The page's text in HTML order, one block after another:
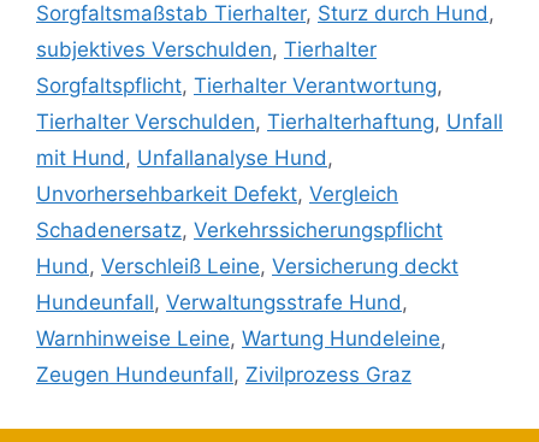
Sorgfaltsmaßstab Tierhalter, Sturz durch Hund,
subjektives Verschulden, Tierhalter
Sorgfaltspflicht, Tierhalter Verantwortung,
Tierhalter Verschulden, Tierhalterhaftung, Unfall
mit Hund, Unfallanalyse Hund,
Unvorhersehbarkeit Defekt, Vergleich
Schadenersatz, Verkehrssicherungspflicht
Hund, Verschleiß Leine, Versicherung deckt
Hundeunfall, Verwaltungsstrafe Hund,
Warnhinweise Leine, Wartung Hundeleine,
Zeugen Hundeunfall, Zivilprozess Graz